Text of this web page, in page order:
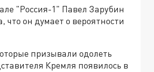
"Россия-1" Павел Зарубин
что он думает о вероятности
призывали одолеть
Кремля появилось в